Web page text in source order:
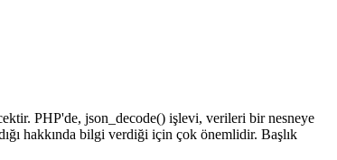
PHP'de, json_decode() işlevi, verileri bir nesneye
hakkında bilgi verdiği için çok önemlidir. Başlık